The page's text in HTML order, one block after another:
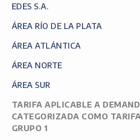
EDES S.A.
ÁREA RÍO DE LA PLATA
ÁREA ATLÁNTICA
ÁREA NORTE
ÁREA SUR
TARIFA APLICABLE A
CATEGORIZADA COMO
GRUPO 1